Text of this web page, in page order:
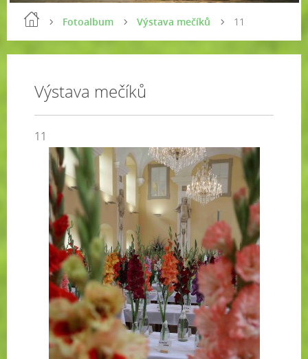
Fotoalbum Výstava mečíků 11
Výstava mečíků
11